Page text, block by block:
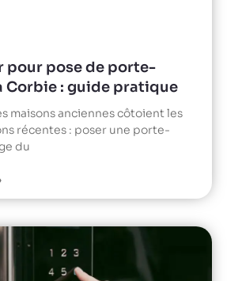
pour pose de porte-
Corbie : guide pratique
maisons anciennes côtoient les
récentes : poser une porte-
du